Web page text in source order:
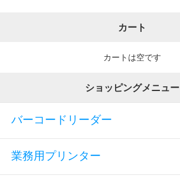
カート
カートは空です
ショッピングメニュー
バーコードリーダー
業務用プリンター